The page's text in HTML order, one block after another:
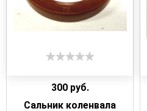
300 руб.
Сальник коленвала